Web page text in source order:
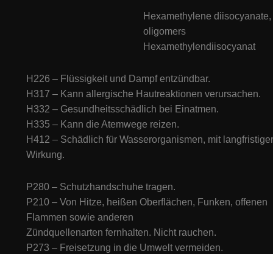
Hexamethylene diisocyanate,
oligomers
Hexamethylendiisocyanat
H226 – Flüssigkeit und Dampf entzündbar.
H317 – Kann allergische Hautreaktionen verursachen.
H332 – Gesundheitsschädlich bei Einatmen.
H335 – Kann die Atemwege reizen.
H412 – Schädlich für Wasserorganismen, mit langfristiger
Wirkung.
P280 – Schutzhandschuhe tragen.
P210 – Von Hitze, heißen Oberflächen, Funken, offenen
Flammen sowie anderen
Zündquellenarten fernhalten. Nicht rauchen.
P273 – Freisetzung in die Umwelt vermeiden.